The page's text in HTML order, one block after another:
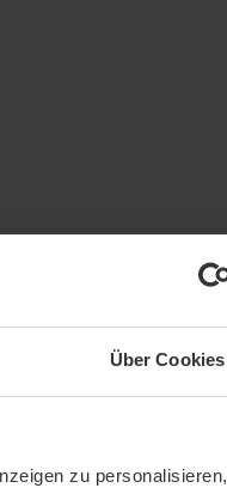
Über Cookies
zu personalisieren,